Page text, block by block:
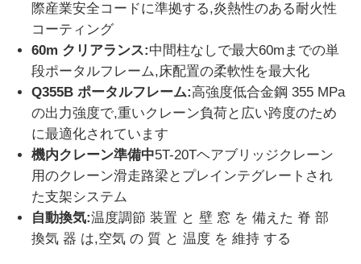
ホーム
製品
企業情報
会社案内
際産業安全コードに準拠する,炎熱性のある耐火性
コーティング
60m クリアランス:中間柱なしで最大60mまでの単
段ポータルフレーム,床配置の柔軟性を最大化
Q355B ポータルフレーム:高強度低合金鋼 355 MPa
の出力強度で,重いクレーン負荷と広い跨度のため
に最適化されています
機内クレーン準備中5T-20Tヘアブリッジクレーン
用のクレーン滑走路梁とプレインテグレートされ
た支架システム
自動換気:温度調節 装置 と 壁 窓 を 備えた 脊 部
換気 器 は,空気 の 質 と 温度 を 維持 する